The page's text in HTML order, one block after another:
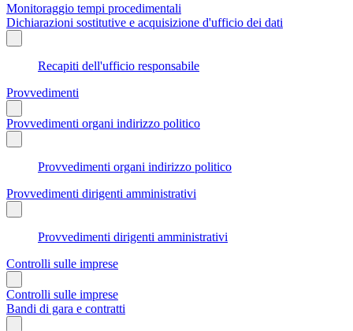
Monitoraggio tempi procedimentali
Dichiarazioni sostitutive e acquisizione d'ufficio dei dati
Recapiti dell'ufficio responsabile
Provvedimenti
Provvedimenti organi indirizzo politico
Provvedimenti organi indirizzo politico
Provvedimenti dirigenti amministrativi
Provvedimenti dirigenti amministrativi
Controlli sulle imprese
Controlli sulle imprese
Bandi di gara e contratti